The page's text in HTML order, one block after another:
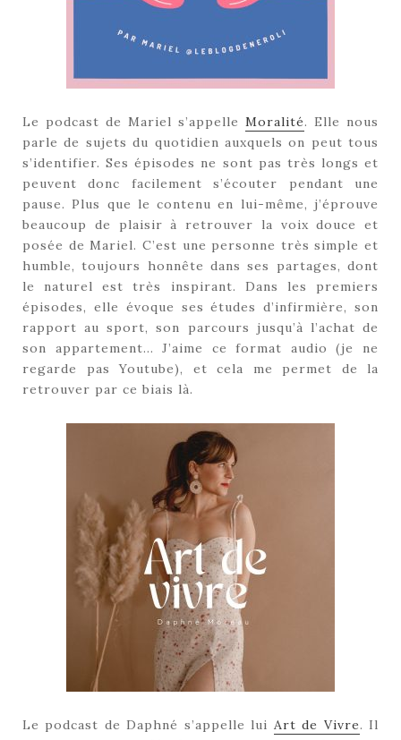
Le podcast de Mariel s’appelle Moralité. Elle nous
parle de sujets du quotidien auxquels on peut tous
s’identifier. Ses épisodes ne sont pas très longs et
peuvent donc facilement s’écouter pendant une
pause. Plus que le contenu en lui-même, j’éprouve
beaucoup de plaisir à retrouver la voix douce et
posée de Mariel. C’est une personne très simple et
humble, toujours honnête dans ses partages, dont
le naturel est très inspirant. Dans les premiers
épisodes, elle évoque ses études d’infirmière, son
rapport au sport, son parcours jusqu’à l’achat de
son appartement… J’aime ce format audio (je ne
regarde pas Youtube), et cela me permet de la
retrouver par ce biais là.
Le podcast de Daphné s’appelle lui Art de Vivre. Il